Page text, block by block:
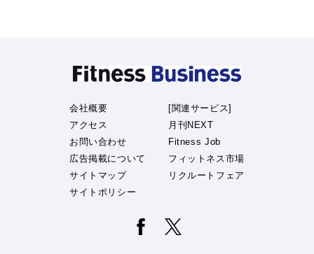
会社概要
アクセス
お問い合わせ
広告掲載について
サイトマップ
サイトポリシー
[関連サービス]
月刊NEXT
Fitness Job
フィットネス市場
リクルートフェア